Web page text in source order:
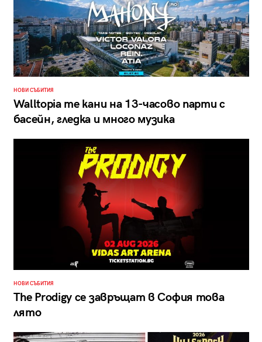
НОВИ СЪБИТИЯ
Walltopia те кани на 13-часово парти с
басейн, гледка и много музика
НОВИ СЪБИТИЯ
The Prodigy се завръщат в София това
лято